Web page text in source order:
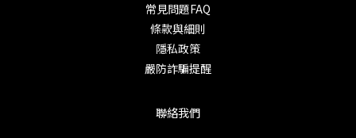
常見問題FAQ
條款與細則
隱私政策
嚴防詐騙提醒
聯絡我們